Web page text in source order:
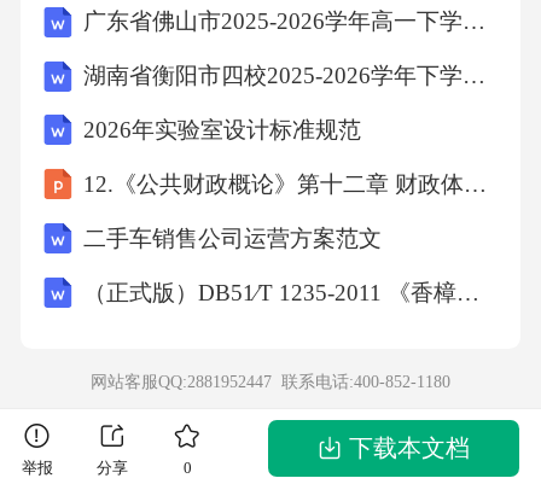
设立休息时间和调整任务块顺序
划分任务块的优势
提高工作效率0103
增强专注力和工作成果质量02
合理分配任务块所需的时间确定任务块的执行
顺序定期检查和调整任务块的完成情况检查任
务块完成情况根据实际情况调整任务块的顺序
广东省佛山市2025-2026学年高一下学期期末考试数学试卷
湖南省衡阳市四校2025-2026学年下学期期末检测 七年级地理试卷（含答案）
2026年实验室设计标准规范
12.《公共财政概论》第十二章 财政体制 改
二手车销售公司运营方案范文
（正式版）DB51∕T 1235-2011 《香樟用材林栽培技术规程》
网站客服QQ:2881952447 联系电话:400-852-1180
举报 分享 0
下载本文档